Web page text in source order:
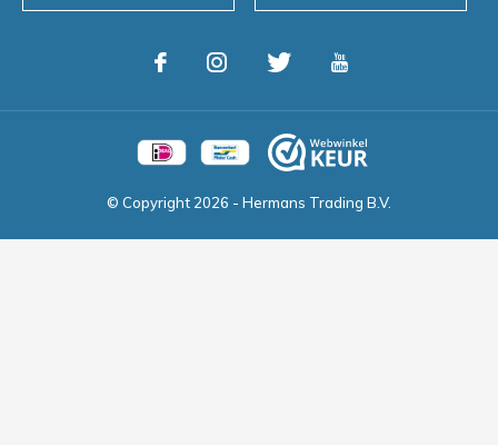
© Copyright 2026 - Hermans Trading B.V.